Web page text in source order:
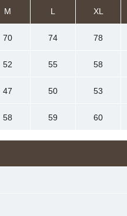
M L XL
70 74 78
52 55 58
47 50 53
58 59 60